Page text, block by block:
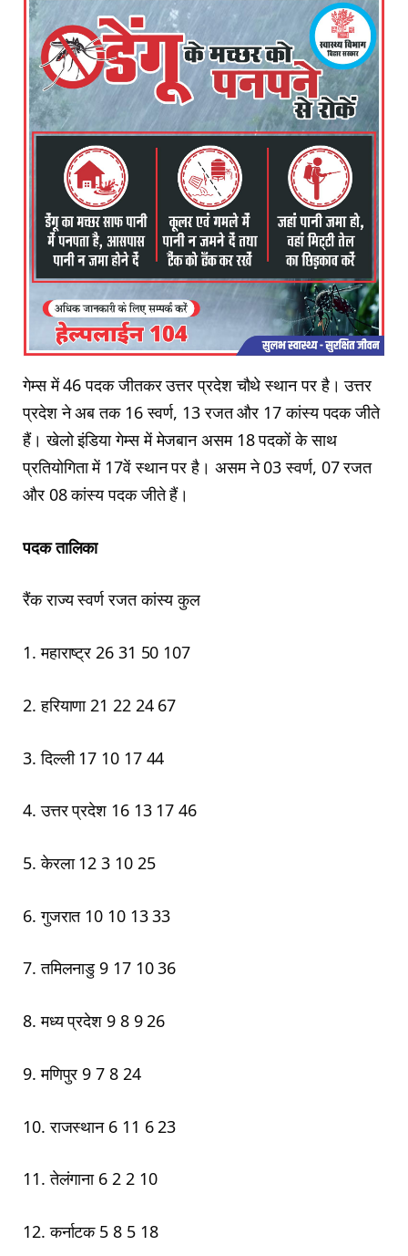
गेम्स में 46 पदक जीतकर उत्तर प्रदेश चौथे स्थान पर है। उत्तर
प्रदेश ने अब तक 16 स्वर्ण, 13 रजत और 17 कांस्य पदक जीते
हैं। खेलो इंडिया गेम्स में मेजबान असम 18 पदकों के साथ
प्रतियोगिता में 17वें स्थान पर है। असम ने 03 स्वर्ण, 07 रजत
और 08 कांस्य पदक जीते हैं।
पदक तालिका
रैंक राज्य स्वर्ण रजत कांस्य कुल
1. महाराष्ट्र 26 31 50 107
2. हरियाणा 21 22 24 67
3. दिल्ली 17 10 17 44
4. उत्तर प्रदेश 16 13 17 46
5. केरला 12 3 10 25
6. गुजरात 10 10 13 33
7. तमिलनाडु 9 17 10 36
8. मध्य प्रदेश 9 8 9 26
9. मणिपुर 9 7 8 24
10. राजस्थान 6 11 6 23
11. तेलंगाना 6 2 2 10
12. कर्नाटक 5 8 5 18